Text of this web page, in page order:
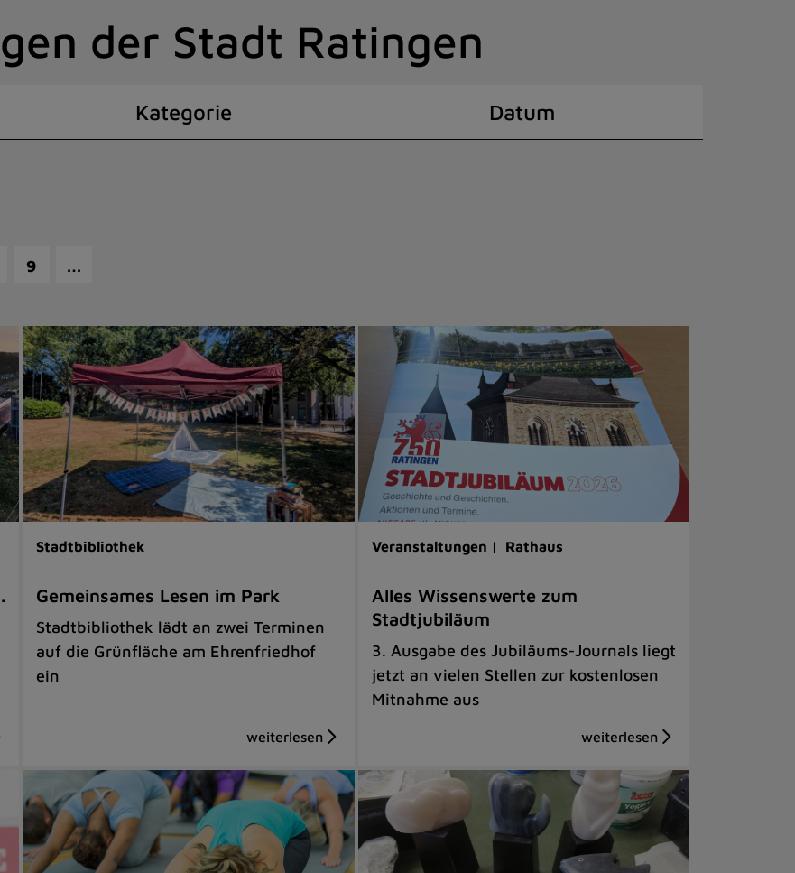
der Stadt Ratingen
Kategorie Datum
9 …
Stadtbibliothek
Gemeinsames Lesen im Park
Stadtbibliothek lädt an zwei Terminen
auf die Grünfläche am Ehrenfriedhof
ein
Veranstaltungen | Rathaus
Alles Wissenswerte zum
Stadtjubiläum
3. Ausgabe des Jubiläums-Journals liegt
jetzt an vielen Stellen zur kostenlosen
Mitnahme aus